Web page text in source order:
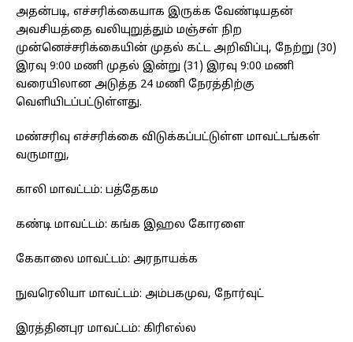
அதன்படி, எச்சரிக்கையாக இருக்க வேண்டியதன்
அவசியத்தை வலியுறுத்தும் மஞ்சள் நிற
முன்னெச்சரிக்கையின் முதல் கட்ட அறிவிப்பு, நேற்று (30)
இரவு 9:00 மணி முதல் இன்று (31) இரவு 9:00 மணி
வரையிலான அடுத்த 24 மணி நேரத்திற்கு
வெளியிடப்பட்டுள்ளது.
மண்சரிவு எச்சரிக்கை விடுக்கப்பட்டுள்ள மாவட்டங்கள்
வருமாறு,
காலி மாவட்டம்: பத்தேகம
கண்டி மாவட்டம்: கங்க இஹல கோரளை
கேகாலை மாவட்டம்: அரநாயக்க
நுவரெலியா மாவட்டம்: அம்பகமுவ, நோர்வுட்
இரத்தினபுர மாவட்டம்: கிரிஎல்ல